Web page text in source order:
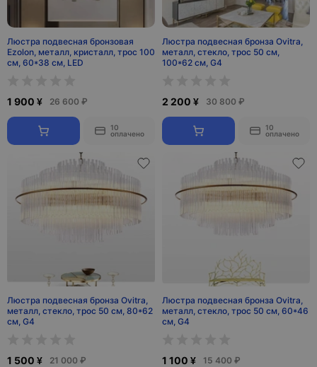
Люстра подвесная бронзовая
Ezolon, металл, кристалл, трос 100
см, 60*38 см, LED
1 900 ¥ 26 600 ₽
10
оплачено
Люстра подвесная бронза Ovitra,
металл, стекло, трос 50 см,
100*62 см, G4
2 200 ¥ 30 800 ₽
10
оплачено
Люстра подвесная бронза Ovitra,
металл, стекло, трос 50 см, 80*62
см, G4
1 500 ¥ 21 000 ₽
Люстра подвесная бронза Ovitra,
металл, стекло, трос 50 см, 60*46
см, G4
1 100 ¥ 15 400 ₽